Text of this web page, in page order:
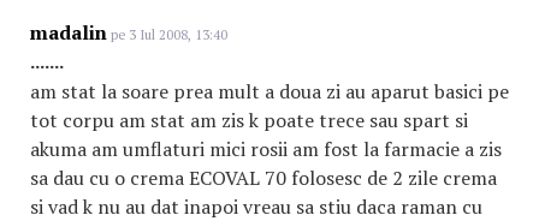
madalin pe 3 Iul 2008, 13:40
.......
am stat la soare prea mult a doua zi au aparut basici pe
tot corpu am stat am zis k poate trece sau spart si
akuma am umflaturi mici rosii am fost la farmacie a zis
sa dau cu o crema ECOVAL 70 folosesc de 2 zile crema
si vad k nu au dat inapoi vreau sa stiu daca raman cu